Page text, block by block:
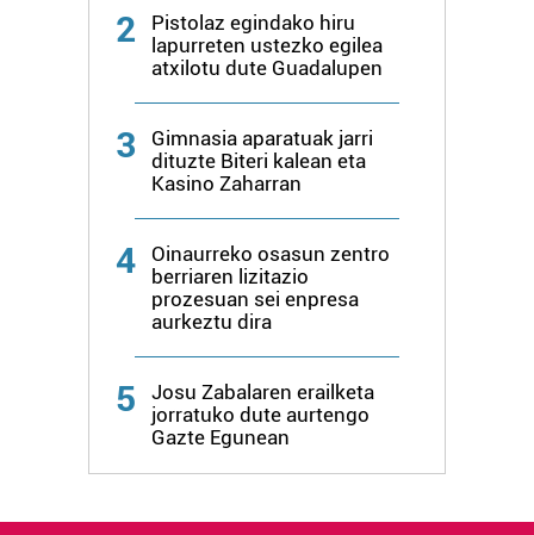
2
Pistolaz egindako hiru
lapurreten ustezko egilea
atxilotu dute Guadalupen
3
Gimnasia aparatuak jarri
dituzte Biteri kalean eta
Kasino Zaharran
4
Oinaurreko osasun zentro
berriaren lizitazio
prozesuan sei enpresa
aurkeztu dira
5
Josu Zabalaren erailketa
jorratuko dute aurtengo
Gazte Egunean